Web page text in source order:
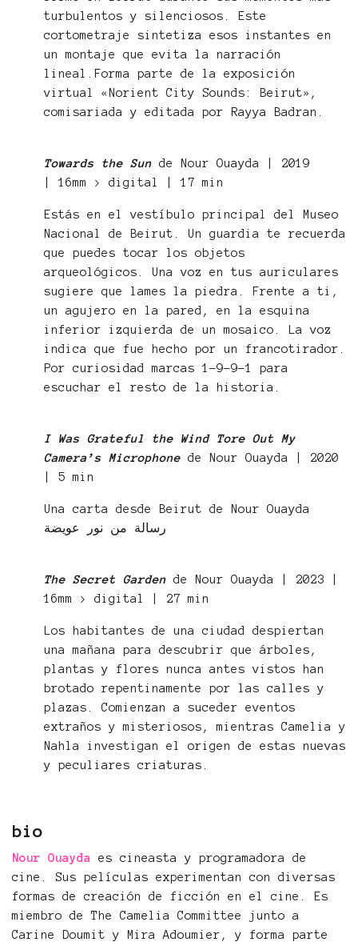
turbulentos y silenciosos. Este
cortometraje sintetiza esos instantes en
un montaje que evita la narración
lineal.Forma parte de la exposición
virtual «Norient City Sounds: Beirut»,
comisariada y editada por Rayya Badran.
Towards the Sun de Nour Ouayda | 2019
| 16mm > digital | 17 min
Estás en el vestíbulo principal del Museo
Nacional de Beirut. Un guardia te recuerda
que puedes tocar los objetos
arqueológicos. Una voz en tus auriculares
sugiere que lames la piedra. Frente a ti,
un agujero en la pared, en la esquina
inferior izquierda de un mosaico. La voz
indica que fue hecho por un francotirador.
Por curiosidad marcas 1-9-9-1 para
escuchar el resto de la historia.
I Was Grateful the Wind Tore Out My
Camera’s Microphone de Nour Ouayda | 2020
| 5 min
Una carta desde Beirut de Nour Ouayda
رسالة من نور عويضة
The Secret Garden de Nour Ouayda | 2023 |
16mm > digital | 27 min
Los habitantes de una ciudad despiertan
una mañana para descubrir que árboles,
plantas y flores nunca antes vistos han
brotado repentinamente por las calles y
plazas. Comienzan a suceder eventos
extraños y misteriosos, mientras Camelia y
Nahla investigan el origen de estas nuevas
y peculiares criaturas.
bio
Nour Ouayda
es cineasta y programadora de
cine. Sus películas experimentan con diversas
formas de creación de ficción en el cine. Es
miembro de The Camelia Committee junto a
Carine Doumit y Mira Adoumier, y forma parte